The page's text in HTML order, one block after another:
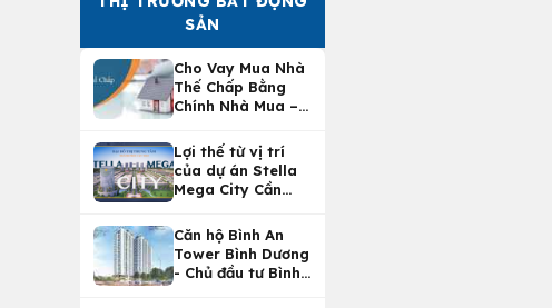
SẢN
Cho Vay Mua Nhà
Thế Chấp Bằng
Chính Nhà Mua –
Nhà Tại
Vietcombank
Lợi thế từ vị trí
của dự án Stella
Mega City Cần
Căn hộ Bình An
Tower Bình Dương
- Chủ đầu tư Bình